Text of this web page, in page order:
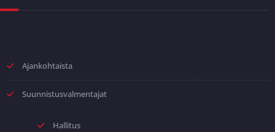
Ajankohtaista
Suunnistusvalmentajat
Hallitus